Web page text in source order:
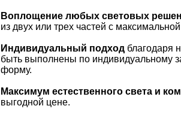
Воплощение любых световых
из двух или трех частей с
Индивидуальный подходблагодаря
быть выполнены по индивидуальному
форму.
Максимум естественного света и
выгодной цене.